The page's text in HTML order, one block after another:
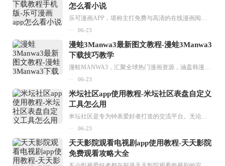
怎么看小说
06-23
漫蛙3Manwa3最新图文教程-漫蛙3Manwa3
下载技巧教学
06-23
米坛社区app使用教程-米坛社区表盘自定义
工具怎么用
06-23
天天影院观看电视剧app使用教程-天天影院
免费观看攻略大全